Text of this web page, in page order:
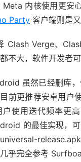
Meta 内核使用更安
Party 客户端则是
Clash Verge、
不大，软件开发者
虽然已经删库，
前更推荐安卓用户
使用迭代频率更
的最佳实现，
乎完全参考